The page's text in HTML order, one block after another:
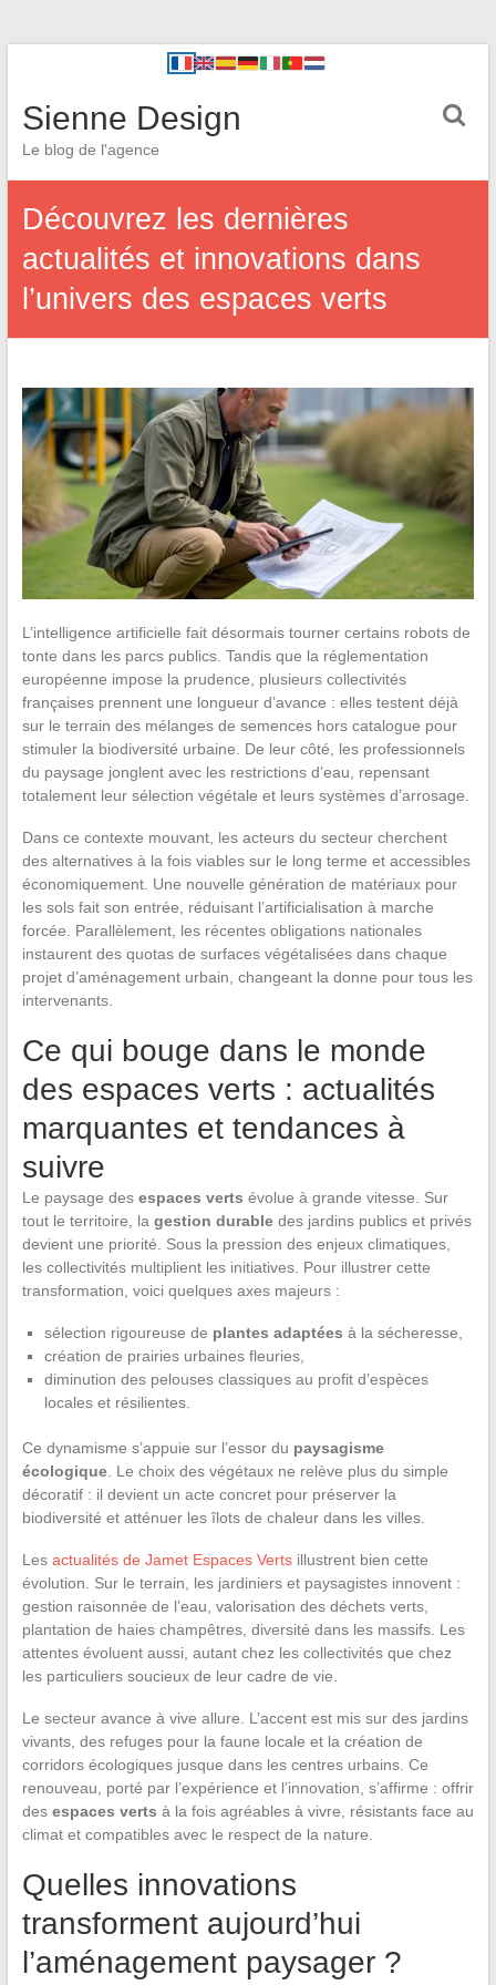
Sienne Design
Le blog de l'agence
Découvrez les dernières
actualités et innovations dans
l’univers des espaces verts
L’intelligence artificielle fait désormais tourner certains robots de
tonte dans les parcs publics. Tandis que la réglementation
européenne impose la prudence, plusieurs collectivités
françaises prennent une longueur d’avance : elles testent déjà
sur le terrain des mélanges de semences hors catalogue pour
stimuler la biodiversité urbaine. De leur côté, les professionnels
du paysage jonglent avec les restrictions d’eau, repensant
totalement leur sélection végétale et leurs systèmes d’arrosage.
Dans ce contexte mouvant, les acteurs du secteur cherchent
des alternatives à la fois viables sur le long terme et accessibles
économiquement. Une nouvelle génération de matériaux pour
les sols fait son entrée, réduisant l’artificialisation à marche
forcée. Parallèlement, les récentes obligations nationales
instaurent des quotas de surfaces végétalisées dans chaque
projet d’aménagement urbain, changeant la donne pour tous les
intervenants.
Ce qui bouge dans le monde
des espaces verts : actualités
marquantes et tendances à
suivre
Le paysage des espaces verts évolue à grande vitesse. Sur
tout le territoire, la gestion durabledes jardins publics et privés
devient une priorité. Sous la pression des enjeux climatiques,
les collectivités multiplient les initiatives. Pour illustrer cette
transformation, voici quelques axes majeurs :
sélection rigoureuse de plantes adaptées à la sécheresse,
création de prairies urbaines fleuries,
diminution des pelouses classiques au profit d’espèces
locales et résilientes.
Ce dynamisme s’appuie sur l’essor du paysagisme
écologique. Le choix des végétaux ne relève plus du simple
décoratif : il devient un acte concret pour préserver la
biodiversité et atténuer les îlots de chaleur dans les villes.
Les actualités de Jamet Espaces Vertsillustrent bien cette
évolution. Sur le terrain, les jardiniers et paysagistes innovent :
gestion raisonnée de l’eau, valorisation des déchets verts,
plantation de haies champêtres, diversité dans les massifs. Les
attentes évoluent aussi, autant chez les collectivités que chez
les particuliers soucieux de leur cadre de vie.
Le secteur avance à vive allure. L’accent est mis sur des jardins
vivants, des refuges pour la faune locale et la création de
corridors écologiques jusque dans les centres urbains. Ce
renouveau, porté par l’expérience et l’innovation, s’affirme : offrir
des espaces verts à la fois agréables à vivre, résistants face au
climat et compatibles avec le respect de la nature.
Quelles innovations
transforment aujourd’hui
l’aménagement paysager ?